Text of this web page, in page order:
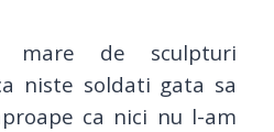
mare de sculpturi
niste soldati gata sa
ca nici nu l-am